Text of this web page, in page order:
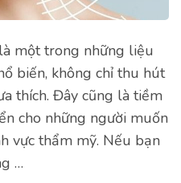
một trong những liệu
biến, không chỉ thu hút
thích. Đây cũng là tiềm
cho những người muốn
vực thẩm mỹ. Nếu bạn
…